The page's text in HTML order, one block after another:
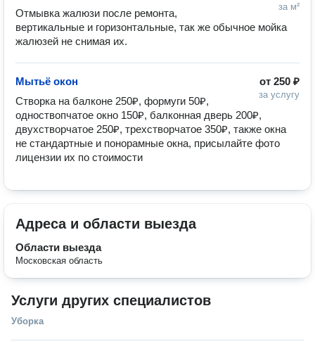
за м²
Отмывка жалюзи после ремонта,
вертикальные и горизонтальные, так же обычное мойка
жалюзей не снимая их.
от 250 ₽
за услугу
Мытьё окон
Створка на балконе 250₽, формуги 50₽,
одноствопчатое окно 150₽, балконная дверь 200₽,
двухстворчатое 250₽, трехстворчатое 350₽, также окна
не стандартные и понорамные окна, присылайте фото
лицензии их по стоимости
Адреса и области выезда
Области выезда
Московская область
Услуги других специалистов
Уборка